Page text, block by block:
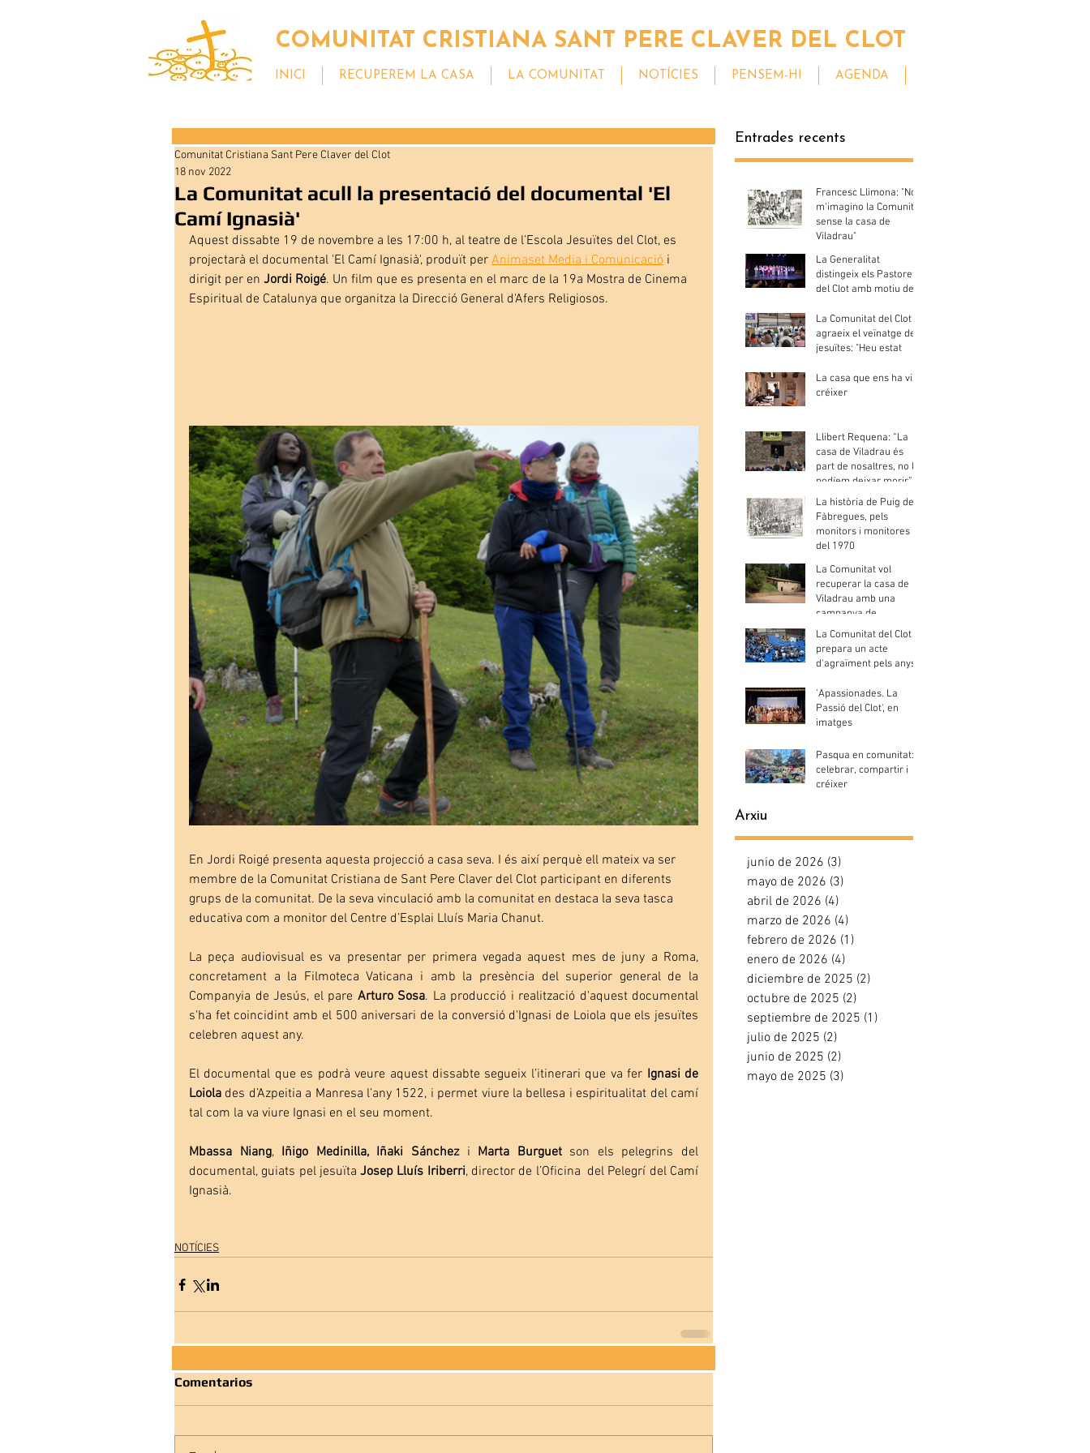
COMUNITAT CRISTIANA SANT PERE CLAVER DEL CLOT
INICI RECUPEREM LA CASA LA COMUNITAT NOTÍCIES PENSEM-HI AGENDA
La Comunitat acull la presentació del documental 'El
Camí Ignasià'
Comunitat Cristiana Sant Pere Claver del Clot
18 nov 2022
Aquest dissabte 19 de novembre a les 17:00 h, al teatre de l’Escola Jesuïtes del Clot, es
projectarà el documental 'El Camí Ignasià', produït per Animaset Media i Comunicació i
dirigit per en Jordi Roigé. Un film que es presenta en el marc de la 19a Mostra de Cinema
Espiritual de Catalunya que organitza la Direcció General d'Afers Religiosos.
En Jordi Roigé presenta aquesta projecció a casa seva. I és així perquè ell mateix va ser
membre de la Comunitat Cristiana de Sant Pere Claver del Clot participant en diferents
grups de la comunitat. De la seva vinculació amb la comunitat en destaca la seva tasca
educativa com a monitor del Centre d’Esplai Lluís Maria Chanut.
La peça audiovisual es va presentar per primera vegada aquest mes de juny a Roma,
concretament a la Filmoteca Vaticana i amb la presència del superior general de la
Companyia de Jesús, el pare Arturo Sosa. La producció i realització d'aquest documental
s'ha fet coincidint amb el 500 aniversari de la conversió d'Ignasi de Loiola que els jesuïtes
celebren aquest any.
El documental que es podrà veure aquest dissabte segueix l’itinerari que va fer Ignasi de
Loiola des d’Azpeitia a Manresa l’any 1522, i permet viure la bellesa i espiritualitat del camí
tal com la va viure Ignasi en el seu moment.
Mbassa Niang, Iñigo Medinilla, Iñaki Sánchez i Marta Burguet son els pelegrins del
documental, guiats pel jesuïta Josep Lluís Iriberri, director de l’Oficina  del Pelegrí del Camí
Ignasià.
NOTÍCIES
Comentarios
Entrades recents
Francesc Llimona: "No
m'imagino la Comunitat
sense la casa de
Viladrau"
La Generalitat
distingeix els Pastorets
del Clot amb motiu del
La Comunitat del Clot
agraeix el veïnatge dels
jesuïtes: "Heu estat
La casa que ens ha vist
créixer
Llibert Requena: “La
casa de Viladrau és
part de nosaltres, no la
podíem deixar morir”
La història de Puig de
Fàbregues, pels
monitors i monitores
del 1970
La Comunitat vol
recuperar la casa de
Viladrau amb una
campanya de
mecenatge
La Comunitat del Clot
prepara un acte
d'agraïment pels anys
barri
'Apassionades. La
Passió del Clot', en
imatges
Pasqua en comunitat:
celebrar, compartir i
créixer
Arxiu
junio de 2026 (3)
mayo de 2026 (3)
abril de 2026 (4)
marzo de 2026 (4)
febrero de 2026 (1)
enero de 2026 (4)
diciembre de 2025 (2)
octubre de 2025 (2)
septiembre de 2025 (1)
julio de 2025 (2)
junio de 2025 (2)
mayo de 2025 (3)